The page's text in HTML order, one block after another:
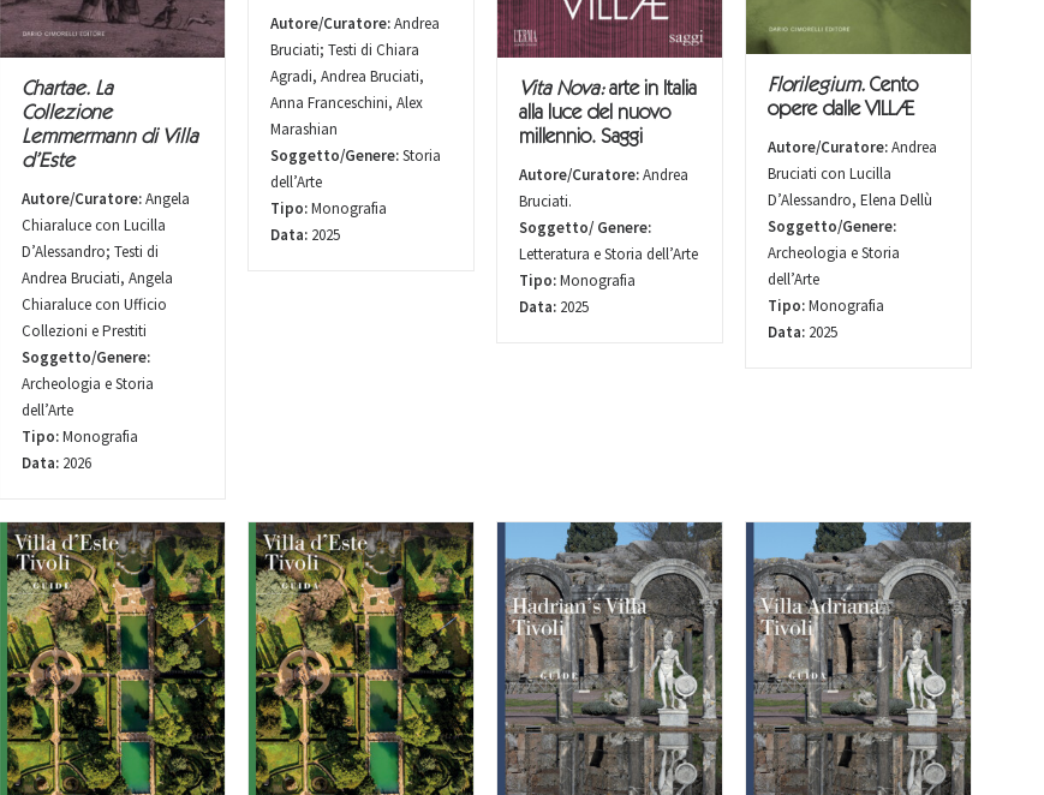
Chartae. La
Collezione
Lemmermann di Villa
d’Este
Autore/Curatore:Angela
Chiaraluce con Lucilla
D’Alessandro; Testi di
Andrea Bruciati, Angela
Chiaraluce con Ufficio
Collezioni e Prestiti
Soggetto/Genere:
Archeologia e Storia
dell’Arte
Tipo:Monografia
Data: 2026
Autore/Curatore:Andrea
Bruciati; Testi di Chiara
Agradi, Andrea Bruciati,
Anna Franceschini, Alex
Marashian
Soggetto/Genere:Storia
dell’Arte
Tipo:Monografia
Data: 2025
Vita Nova:arte in Italia
alla luce del nuovo
millennio. Saggi
Autore/Curatore:Andrea
Bruciati.
Soggetto/ Genere:
Letteratura e Storia dell’Arte
Tipo:Monografia
Data: 2025
Florilegium. Cento
opere dalle VILLÆ
Autore/Curatore:Andrea
Bruciati con Lucilla
D’Alessandro, Elena Dellù
Soggetto/Genere:
Archeologia e Storia
dell’Arte
Tipo:Monografia
Data: 2025